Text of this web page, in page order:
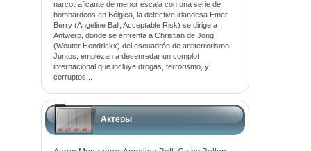
narcotraficante de menor escala con una serie de
bombardeos en Bélgica, la detective irlandesa Emer
Berry (Angeline Ball, Acceptable Risk) se dirige a
Antwerp, donde se enfrenta a Christian de Jong
(Wouter Hendrickx) del escuadrón de antiterrorismo.
Juntos, empiezan a desenredar un complot
internacional que incluye drogas, terrorismo, y
corruptos...
Актеры